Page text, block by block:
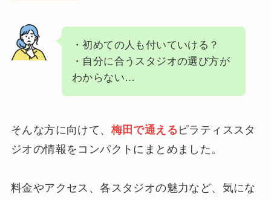
・初めての人も付いていける？
・自分に合うスタジオの選び方が
わからない…
そんな方に向けて、 梅田で通える ピラティススタ
ジオの情報をコンパクトにまとめました。
料金やアクセス、各スタジオの魅力など、気にな